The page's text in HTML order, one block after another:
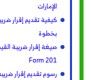
الإمارات
كيفية تقديم إقرار
بخطوة
صيغة إقرار ضريبة
Form 201
رسوم تقديم إقرار